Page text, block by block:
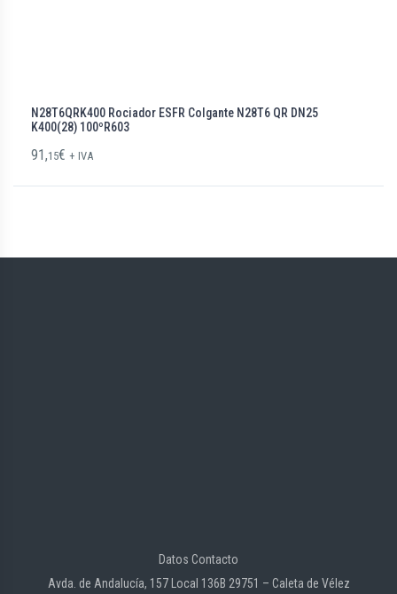
N28T6QRK400 Rociador ESFR Colgante N28T6 QR DN25
K400(28) 100ºR603
91,15€ + IVA
Datos Contacto
Avda. de Andalucía, 157 Local 136B 29751 – Caleta de Vélez